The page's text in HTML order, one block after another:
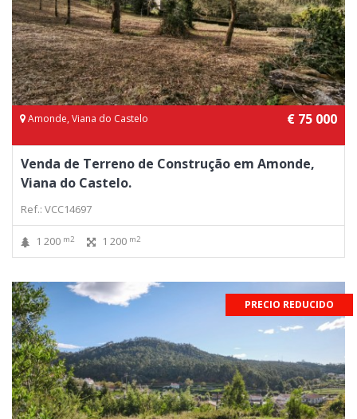
Amonde, Viana do Castelo € 75 000
Venda de Terreno de Construção em Amonde,
Viana do Castelo.
Ref.: VCC14697
1 200 m2 1 200 m2
PRECIO REDUCIDO